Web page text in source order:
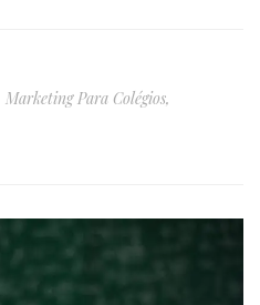
Marketing Para Colégios,